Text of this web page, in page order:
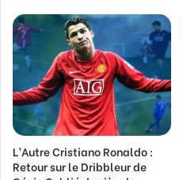
r
e
a
d
e
s
s
e
E
L’Autre Cristiano Ronaldo :
Retour sur le Dribbleur de